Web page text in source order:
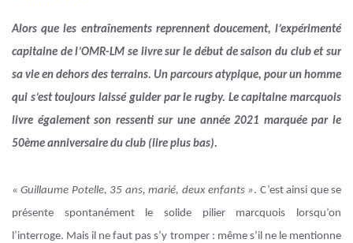
Alors que les entraînements reprennent doucement, l’expérimenté
capitaine de l’OMR-LM se livre sur le début de saison du club et sur
sa vie en dehors des terrains. Un parcours atypique, pour un homme
qui s’est toujours laissé guider par le rugby. Le capitaine marcquois
livre également son ressenti sur une année 2021 marquée par le
50ème anniversaire du club (lire plus bas).
« Guillaume Potelle, 35 ans, marié, deux enfants ». C’est ainsi que se
présente spontanément le solide pilier marcquois lorsqu’on
l’interroge. Mais il ne faut pas s’y tromper : même s’il ne le mentionne